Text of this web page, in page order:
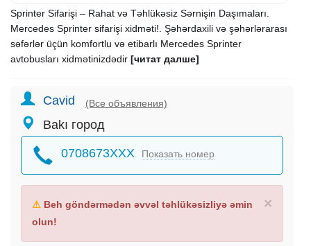
Sprinter Sifarişi – Rahat və Təhlükəsiz Sərnişin Daşımaları.
Mercedes Sprinter sifarişi xidməti!. Şəhərdaxili və şəhərlərarası
səfərlər üçün komfortlu və etibarlı Mercedes Sprinter
avtobusları xidmətinizdədir [читат далше]
Cavid (Все объявления)
Bakı город
0708673XXX Показать номер
×
⚠ Beh göndərmədən əvvəl təhlükəsizliyə əmin
olun!